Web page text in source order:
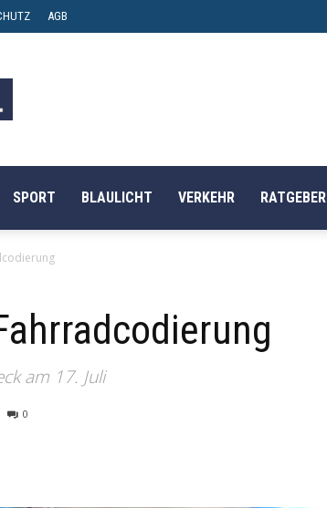
AGB
SPORT BLAULICHT VERKEHR RATGEBER
am 17. Juli
0